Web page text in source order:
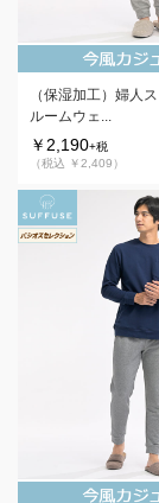
（保湿加工）婦人
ルームウェ...
￥2,190+税
（税込 ￥2,409）